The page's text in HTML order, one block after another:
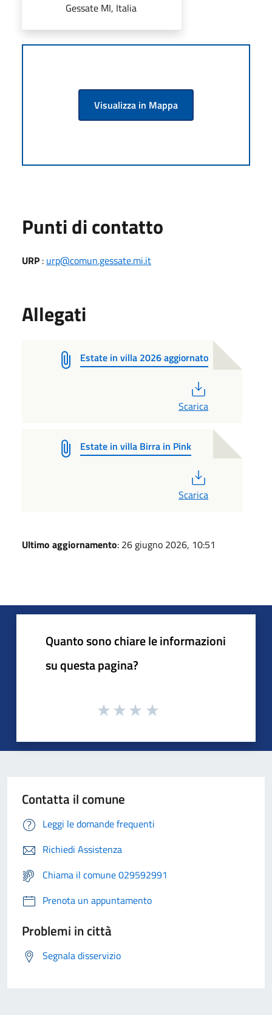
Gessate MI, Italia
Visualizza in Mappa
Punti di contatto
URP : urp@comun.gessate.mi.it
Allegati
Estate in villa 2026 aggiornato
Scarica
Estate in villa Birra in Pink
Scarica
Ultimo aggiornamento: 26 giugno 2026, 10:51
Quanto sono chiare le informazioni
su questa pagina?
Contatta il comune
Leggi le domande frequenti
Richiedi Assistenza
Chiama il comune 029592991
Prenota un appuntamento
Problemi in città
Segnala disservizio